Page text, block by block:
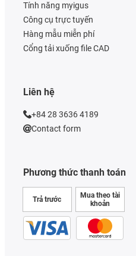
Phương thức thanh toán
Trả trước
Mua theo tài
khoản
Tính năng myigus
Công cụ trực tuyến
Hàng mẫu miễn phí
Cổng tải xuống file CAD
Liên hệ
+84 28 3636 4189
Contact form